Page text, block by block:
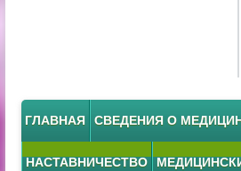
ГЛАВНАЯ СВЕДЕНИЯ О
НАСТАВНИЧЕСТВО